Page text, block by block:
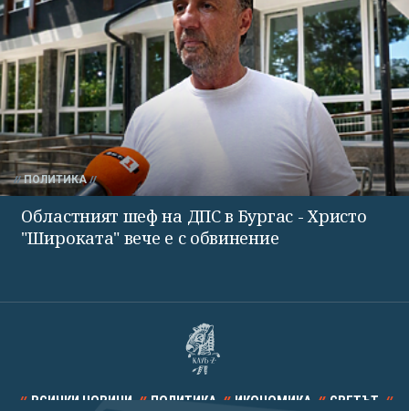
ПОЛИТИКА
Областният шеф на ДПС в Бургас - Христо
"Широката" вече е с обвинение
ВСИЧКИ НОВИНИ ПОЛИТИКА ИКОНОМИКА СВЕТЪТ